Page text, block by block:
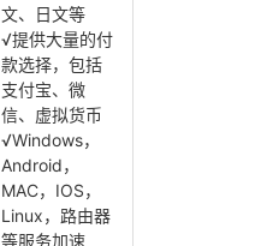
文、日文等
√提供大量的付
款选择，包括
支付宝、微
信、虚拟货币
√Windows，
Android，
MAC，IOS，
Linux，路由器
等服务加速